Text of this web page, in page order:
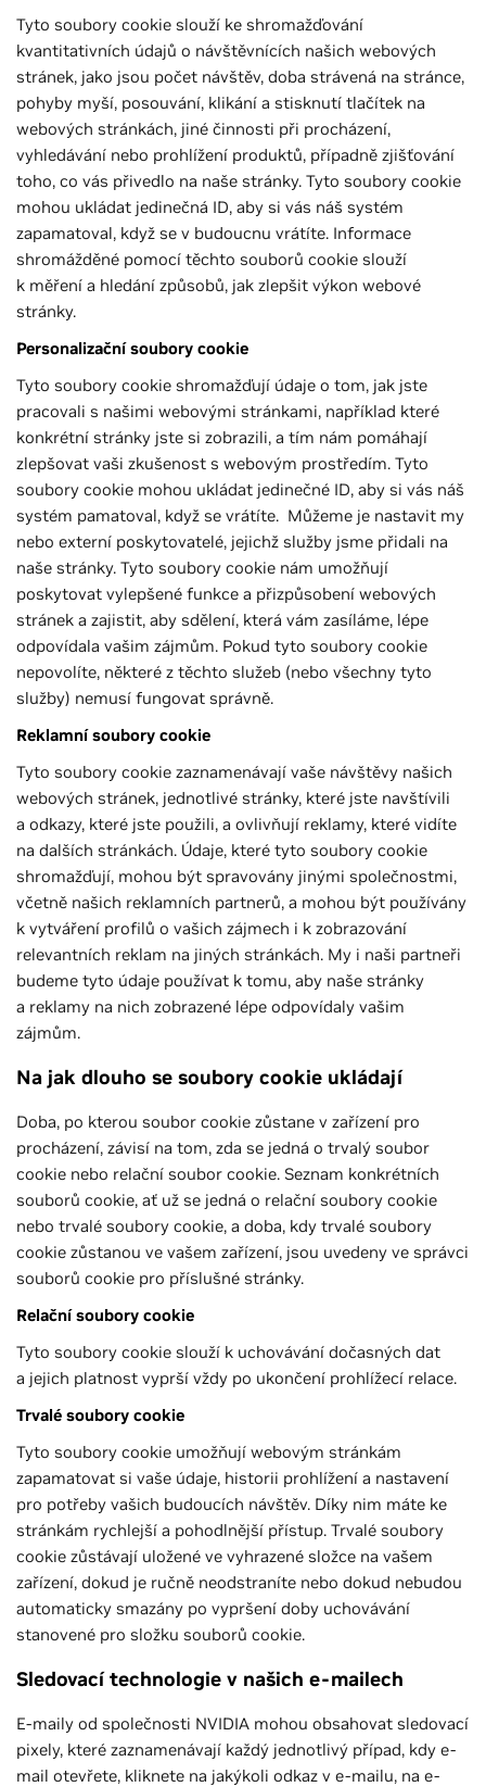
Tyto soubory cookie slouží ke shromažďování
kvantitativních údajů o návštěvnících našich webových
stránek, jako jsou počet návštěv, doba strávená na stránce,
pohyby myší, posouvání, klikání a stisknutí tlačítek na
webových stránkách, jiné činnosti při procházení,
vyhledávání nebo prohlížení produktů, případně zjišťování
toho, co vás přivedlo na naše stránky. Tyto soubory cookie
mohou ukládat jedinečná ID, aby si vás náš systém
zapamatoval, když se v budoucnu vrátíte. Informace
shromážděné pomocí těchto souborů cookie slouží
k měření a hledání způsobů, jak zlepšit výkon webové
stránky.
Personalizační soubory cookie
Tyto soubory cookie shromažďují údaje o tom, jak jste
pracovali s našimi webovými stránkami, například které
konkrétní stránky jste si zobrazili, a tím nám pomáhají
zlepšovat vaši zkušenost s webovým prostředím. Tyto
soubory cookie mohou ukládat jedinečné ID, aby si vás náš
systém pamatoval, když se vrátíte. Můžeme je nastavit my
nebo externí poskytovatelé, jejichž služby jsme přidali na
naše stránky. Tyto soubory cookie nám umožňují
poskytovat vylepšené funkce a přizpůsobení webových
stránek a zajistit, aby sdělení, která vám zasíláme, lépe
odpovídala vašim zájmům. Pokud tyto soubory cookie
nepovolíte, některé z těchto služeb (nebo všechny tyto
služby) nemusí fungovat správně.
Reklamní soubory cookie
Tyto soubory cookie zaznamenávají vaše návštěvy našich
webových stránek, jednotlivé stránky, které jste navštívili
a odkazy, které jste použili, a ovlivňují reklamy, které vidíte
na dalších stránkách. Údaje, které tyto soubory cookie
shromažďují, mohou být spravovány jinými společnostmi,
včetně našich reklamních partnerů, a mohou být používány
k vytváření profilů o vašich zájmech i k zobrazování
relevantních reklam na jiných stránkách. My i naši partneři
budeme tyto údaje používat k tomu, aby naše stránky
a reklamy na nich zobrazené lépe odpovídaly vašim
zájmům.
Na jak dlouho se soubory cookie ukládají
Doba, po kterou soubor cookie zůstane v zařízení pro
procházení, závisí na tom, zda se jedná o trvalý soubor
cookie nebo relační soubor cookie. Seznam konkrétních
souborů cookie, ať už se jedná o relační soubory cookie
nebo trvalé soubory cookie, a doba, kdy trvalé soubory
cookie zůstanou ve vašem zařízení, jsou uvedeny ve správci
souborů cookie pro příslušné stránky.
Relační soubory cookie
Tyto soubory cookie slouží k uchovávání dočasných dat
a jejich platnost vyprší vždy po ukončení prohlížecí relace.
Trvalé soubory cookie
Tyto soubory cookie umožňují webovým stránkám
zapamatovat si vaše údaje, historii prohlížení a nastavení
pro potřeby vašich budoucích návštěv. Díky nim máte ke
stránkám rychlejší a pohodlnější přístup. Trvalé soubory
cookie zůstávají uložené ve vyhrazené složce na vašem
zařízení, dokud je ručně neodstraníte nebo dokud nebudou
automaticky smazány po vypršení doby uchovávání
stanovené pro složku souborů cookie.
Sledovací technologie v našich e-mailech
E-maily od společnosti NVIDIA mohou obsahovat sledovací
pixely, které zaznamenávají každý jednotlivý případ, kdy e-
mail otevřete, kliknete na jakýkoli odkaz v e-mailu, na e-